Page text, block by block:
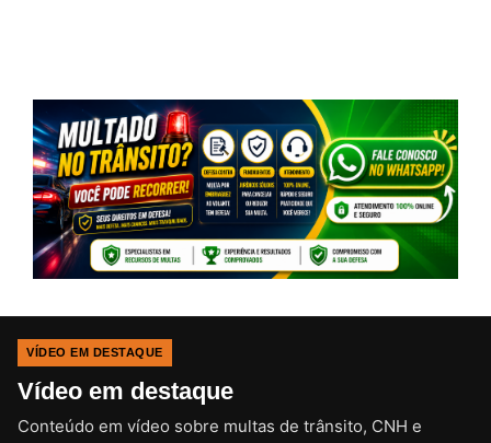
VÍDEO EM DESTAQUE
Vídeo em destaque
Conteúdo em vídeo sobre multas de trânsito, CNH e